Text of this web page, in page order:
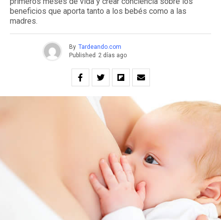
beneficios que aporta tanto a los bebés como a las
madres.
By Tardeando.com
Published 2 días ago